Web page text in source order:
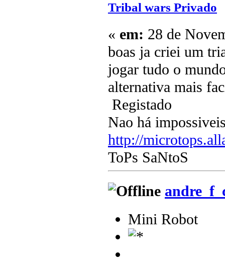
Tribal wars Privado
« em: 28 de
boas ja criei um
jogar tudo o
alternativa mais
Registado
Nao há
http://
ToPs SaNtoS
Mini Robot